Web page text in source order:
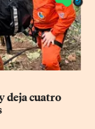
deja cuatro